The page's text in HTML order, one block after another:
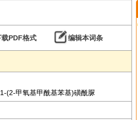
载PDF格式 编辑本词条
(2-甲氧基甲酰基苯基)磺酰脲